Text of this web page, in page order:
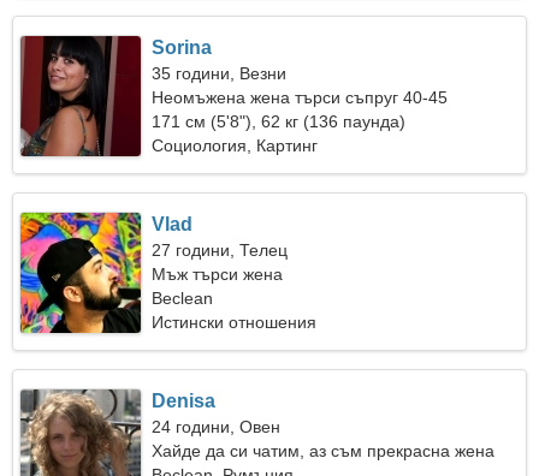
Sorina
35 години, Везни
Неомъжена жена търси съпруг 40-45
171 см (5'8"), 62 кг (136 паунда)
Социология, Картинг
Vlad
27 години, Телец
Мъж търси жена
Beclean
Истински отношения
Denisa
24 години, Овен
Хайде да си чатим, аз съм прекрасна жена